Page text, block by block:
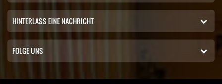
HINTERLASS EINE NACHRICHT
FOLGE UNS